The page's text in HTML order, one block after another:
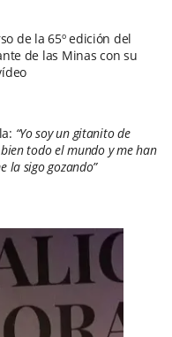
de la 65º edición del
de las Minas con su
“Yo soy un gitanito de
todo el mundo y me han
la sigo gozando”